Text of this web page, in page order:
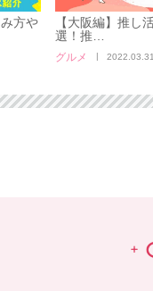
方や
【大阪編】推し
選！推…
グルメ 2022.03.31